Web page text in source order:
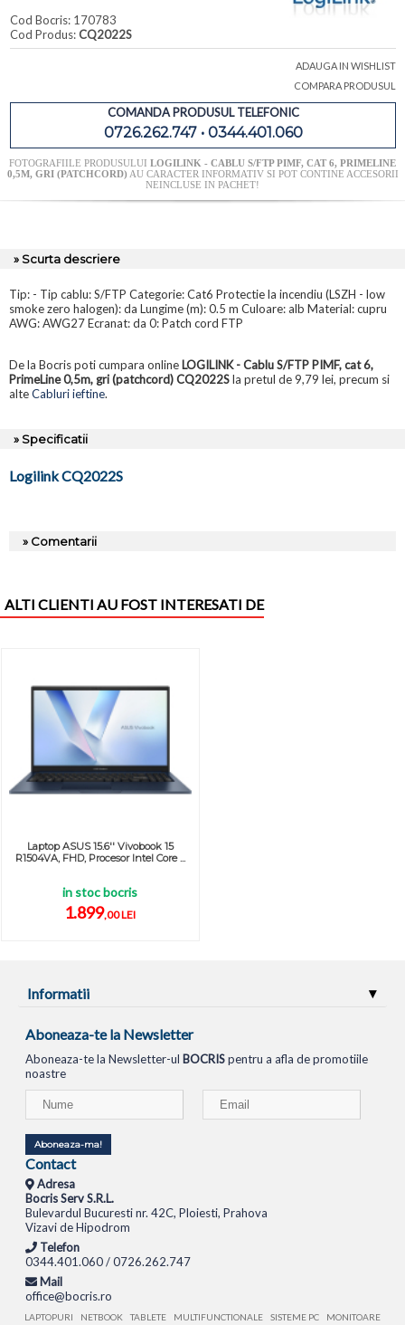
Cod Bocris: 170783
Cod Produs:CQ2022S
ADAUGA IN WISHLIST
COMPARA PRODUSUL
COMANDA PRODUSUL TELEFONIC
0726.262.747 • 0344.401.060
FOTOGRAFIILE PRODUSULUI LOGILINK - CABLU S/FTP PIMF, CAT 6, PRIMELINE
0,5M, GRI (PATCHCORD) AU CARACTER INFORMATIV SI POT CONTINE ACCESORII
NEINCLUSE IN PACHET!
» Scurta descriere
Tip: - Tip cablu: S/FTP Categorie: Cat6 Protectie la incendiu (LSZH - low
smoke zero halogen): da Lungime (m): 0.5 m Culoare: alb Material: cupru
AWG: AWG27 Ecranat: da 0: Patch cord FTP
De la Bocris poti cumpara online LOGILINK - Cablu S/FTP PIMF, cat 6,
PrimeLine 0,5m, gri (patchcord) CQ2022Sla pretul de 9,79 lei, precum si
alteCabluri ieftine.
» Specificatii
Logilink CQ2022S
» Comentarii
ALTI CLIENTI AU FOST INTERESATI DE
Laptop ASUS 15.6'' Vivobook 15
R1504VA, FHD, Procesor Intel Core ...
in stoc bocris
1.899,00 LEI
Informatii
Aboneaza-te la Newsletter
Aboneaza-te la Newsletter-ul BOCRISpentru a afla de promotiile
noastre
Aboneaza-ma!
Contact
Adresa
Bocris Serv S.R.L.
Bulevardul Bucuresti nr. 42C, Ploiesti, Prahova
Vizavi de Hipodrom
Telefon
0344.401.060 / 0726.262.747
Mail
office@bocris.ro
LAPTOPURI NETBOOK TABLETE MULTIFUNCTIONALE SISTEME PC MONITOARE